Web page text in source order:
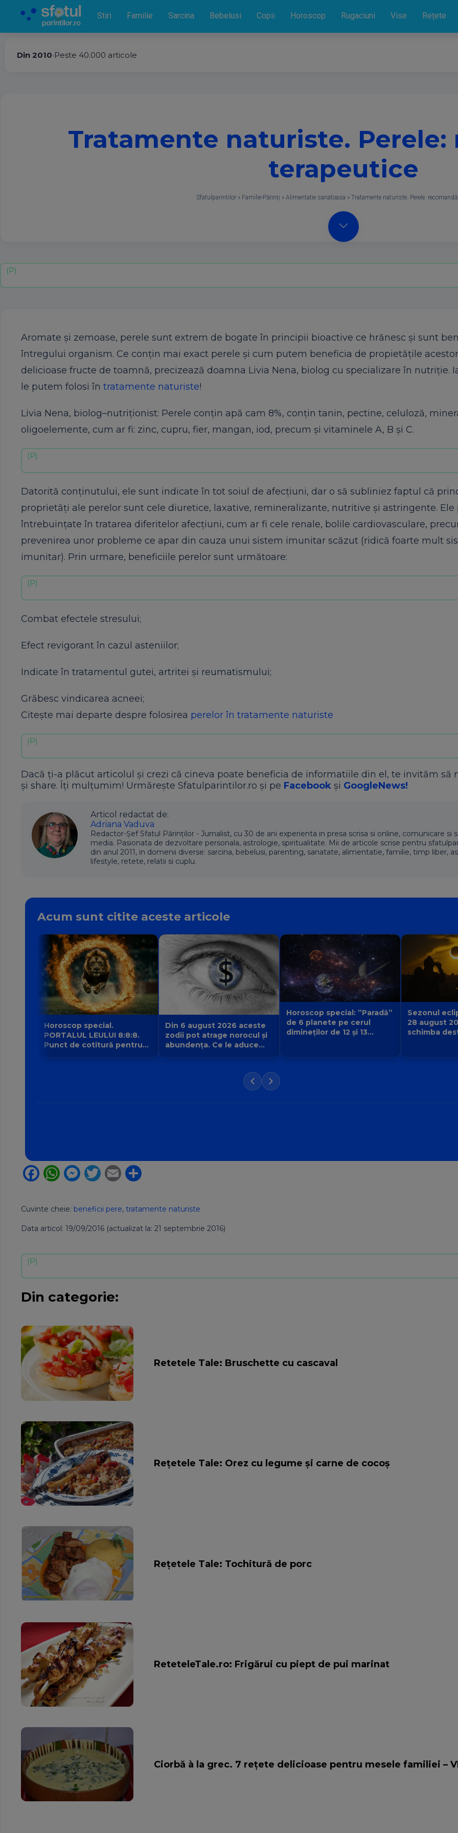
Stiri Familie Sarcina Bebelusi Copii Horoscop Rugaciuni Vise Rețete
Din 2010•Peste 40.000 articole
Tratamente naturiste. Perele:
terapeutice
Sfatulparintilor» Familie-Părinţi » Alimentatie sanatoasa » Tratamente naturiste. Perele:
Aromate şi zemoase, perele sunt extrem de bogate în principii bioactive ce hrănesc şi sunt
întregului organism. Ce conţin mai exact perele şi cum putem beneficia de propietăţile acestor
delicioase fructe de toamnă, precizează doamna Livia Nena, biolog cu specializare în nutriție.
le putem folosi în tratamente naturiste!
Livia Nena, biolog–nutriționist: Perele conţin apă cam 8%, conţin tanin, pectine, celuloză,
oligoelemente, cum ar fi: zinc, cupru, fier, mangan, iod, precum şi vitaminele A, B şi C.
Datorită conţinutului, ele sunt indicate în tot soiul de afecţiuni, dar o să subliniez faptul că
proprietăţi ale perelor sunt cele diuretice, laxative, remineralizante, nutritive şi astringente. Ele
întrebuinţate în tratarea diferitelor afecţiuni, cum ar fi cele renale, bolile cardiovasculare,
prevenirea unor probleme ce apar din cauza unui sistem imunitar scăzut (ridică foarte mult
imunitar). Prin urmare, beneficiile perelor sunt următoare:
Combat efectele stresului;
Efect revigorant în cazul asteniilor;
Indicate în tratamentul gutei, artritei şi reumatismului;
Grăbesc vindicarea acneei;
Citește mai departe despre folosirea perelor în tratamente naturiste
Dacă ți-a plăcut articolul și crezi că cineva poate beneficia de informatiile din el, te invităm să
și share. Îți mulțumim! Urmărește Sfatulparintilor.ro și pe Facebook și GoogleNews!
Articol redactat de:
Adriana Vaduva
Redactor-Șef Sfatul Părinților - Jurnalist, cu 30 de ani experienta in presa scrisa si online, comunicare si
media. Pasionata de dezvoltare personala, astrologie, spiritualitate. Mii de articole scrise pentru
din anul 2011, in domenii diverse: sarcina, bebelusi, parenting, sanatate, alimentatie, familie, timp liber,
lifestyle, retete, relatii si cuplu.
Acum sunt citite aceste articole
Horoscop special.
PORTALUL LEULUI 8:8:8.
Punct de cotitură pentru
Din 6 august 2026 aceste
zodii pot atrage norocul și
abundența. Ce le aduce
Horoscop special: ”Paradă”
de 6 planete pe cerul
dimineților de 12 și 13
Sezonul
28 august
schimba
Facebook
WhatsApp
Messenger
Twitter
Email
Cuvinte cheie: beneficii pere, tratamente naturiste
Data articol: 19/09/2016 (actualizat la: 21 septembrie 2016)
Din categorie:
Retetele Tale: Bruschette cu cascaval
Rețetele Tale: Orez cu legume și carne de cocoș
Rețetele Tale: Tochitură de porc
ReteteleTale.ro: Frigărui cu piept de pui marinat
Ciorbă à la grec. 7 rețete delicioase pentru mesele familiei –